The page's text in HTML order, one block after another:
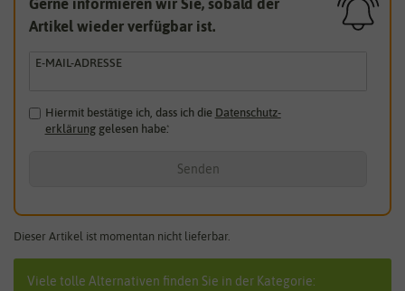
Artikel wieder verfügbar ist.
E-MAIL-ADRESSE
Hiermit bestätige ich, dass ich die Daten­schutz­
erklärunggelesen habe.*
Senden
Dieser Artikel ist momentan nicht lieferbar.
Viele tolle Alternativen finden Sie in der Kategorie: